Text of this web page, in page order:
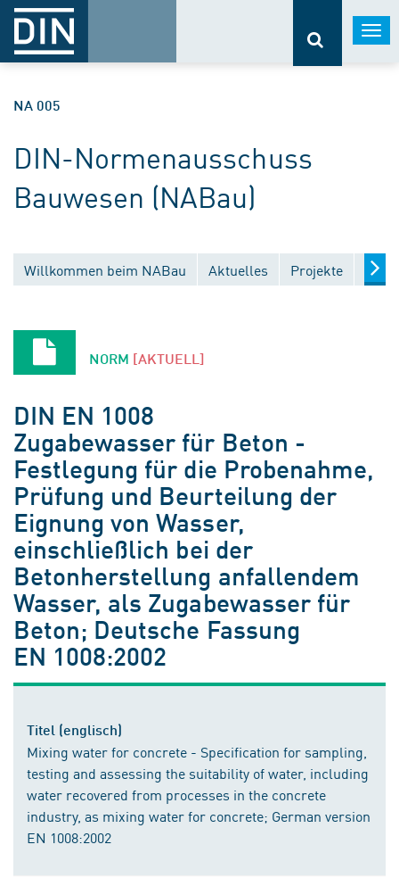
NA 005
DIN-Normenausschuss
Bauwesen (NABau)
Willkommen beim NABau Aktuelles Projekte
NORM [AKTUELL]
DIN EN 1008
Zugabewasser für Beton -
Festlegung für die Probenahme,
Prüfung und Beurteilung der
Eignung von Wasser,
einschließlich bei der
Betonherstellung anfallendem
Wasser, als Zugabewasser für
Beton; Deutsche Fassung
EN 1008:2002
Titel (englisch)
Mixing water for concrete - Specification for sampling,
testing and assessing the suitability of water, including
water recovered from processes in the concrete
industry, as mixing water for concrete; German version
EN 1008:2002